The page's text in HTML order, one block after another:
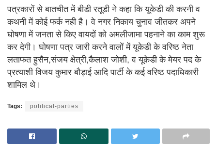
पत्रकारों से बातचीत में बीडी रतूडी ने कहा कि यूकेडी की करनी व
कथनी में कोई फर्क नही है। वे नगर निकाय चुनाव जीतकर अपने
घोषणा में जनता से किए वायदों को अमलीजामा पहनाने का काम शुरू
कर देगी। घोषणा पत्र जारी करने वालों में यूकेडी के वरिष्ठ नेता
लताफत हुसैन,संजय क्षेत्री,कैलाश जोशी, व यूकेडी के मेयर पद के
प्रत्याशी विजय कुमार बौड़ाई आदि पार्टी के कई वरिष्ठ पदाधिकारी
शामिल थे।
Tags: political-parties